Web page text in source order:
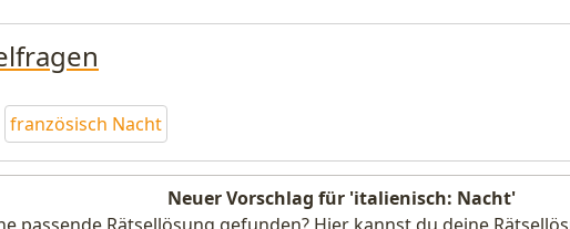
französisch Nacht
Neuer Vorschlag für 'italienisch: Nacht'